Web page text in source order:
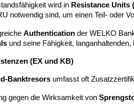
wird in Resistance Units
notwendig sind, um einen Teil- oder
Authenticationder WELKO
und seine Fähigkeit,
(EX und KB)
Banktresorsumfasst oft
gegen die Wirksamkeit von